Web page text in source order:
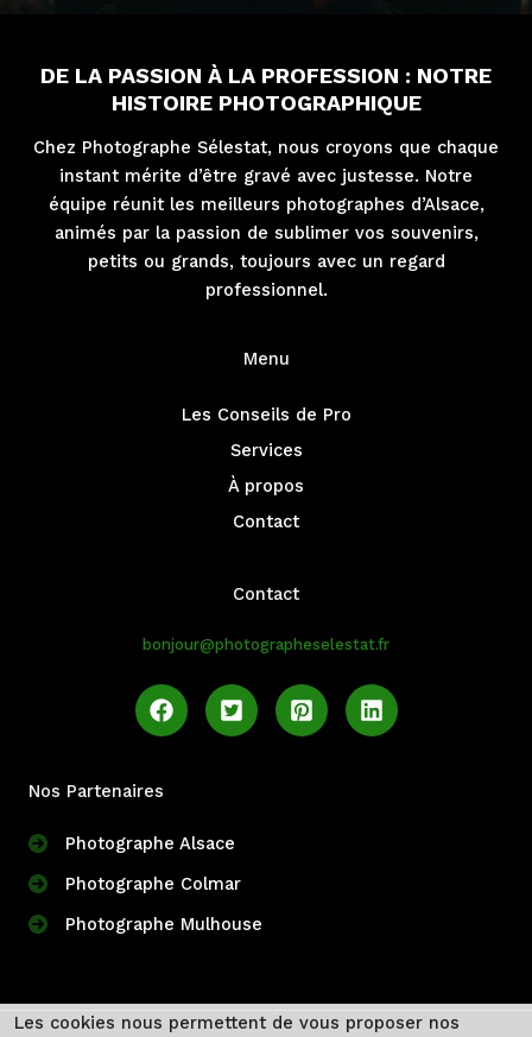
DE LA PASSION À LA PROFESSION : NOTRE
HISTOIRE PHOTOGRAPHIQUE
Chez Photographe Sélestat, nous croyons que chaque
instant mérite d’être gravé avec justesse. Notre
équipe réunit les meilleurs photographes d’Alsace,
animés par la passion de sublimer vos souvenirs,
petits ou grands, toujours avec un regard
professionnel.
Menu
Les Conseils de Pro
Services
À propos
Contact
Contact
bonjour@photographeselestat.fr
Nos Partenaires
Photographe Alsace
Photographe Colmar
Photographe Mulhouse
Les cookies nous permettent de vous proposer nos